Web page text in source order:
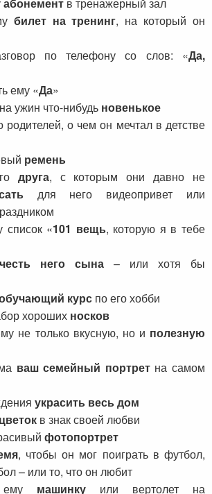
абонемент в тренажерный зал
билет на тренинг, на который он
по телефону со слов: «Да,
ему «Да»
на ужин что-нибудь новенькое
родителей, о чем он мечтал в детстве
ремень
друга, с которым они давно не
для него видеопривет или
«101 вещь, которую я в тебе
него сына – или хотя бы
курс по его хобби
хороших носков
не только вкусную, но и полезную
ваш семейный портретна самом
украсить весь дом
цветок в знак своей любви
фотопортрет
, чтобы он мог поиграть в футбол,
– или то, что он любит
машинку или вертолет на